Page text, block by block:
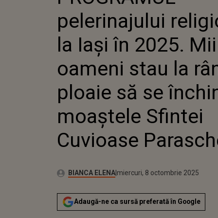
LA RÂND
ÎNCHINE
SFINTEI
pelerinajului
la Iași în 2025.
oameni stau la
ploaie să se
moaștele Sfintei
Cuvioase
Autor:BIANCA ELENAPublicat:
miercuri, 8 octombrie 2025
Actualizat:
miercuri, 8 octombrie 2025
Adaugă-ne ca sursă preferată în Google